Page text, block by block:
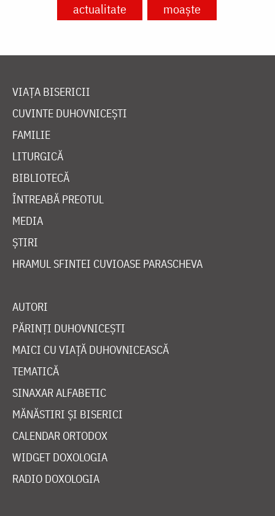
actualitate moaște
VIAȚA BISERICII
CUVINTE DUHOVNICEȘTI
FAMILIE
LITURGICĂ
BIBLIOTECĂ
ÎNTREABĂ PREOTUL
MEDIA
ȘTIRI
HRAMUL SFINTEI CUVIOASE PARASCHEVA
AUTORI
PĂRINȚI DUHOVNICEȘTI
MAICI CU VIAȚĂ DUHOVNICEASCĂ
TEMATICĂ
SINAXAR ALFABETIC
MĂNĂSTIRI ȘI BISERICI
CALENDAR ORTODOX
WIDGET DOXOLOGIA
RADIO DOXOLOGIA